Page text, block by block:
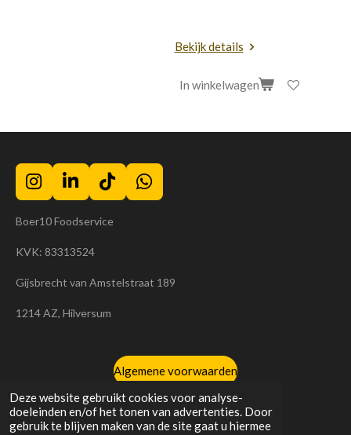
Deze website gebruikt cookies voor analyse-
doeleinden en/of het tonen van advertenties. Door
gebruik te blijven maken van de site gaat u hiermee
Bekijk details
In winkelwagen
I
n
s
a
g
r
a
L
i
n
e
I
n
T
i
k
k
W
h
A
p
Boer10 Foodservice
KVK: 83313524
Gijsbrecht van Amstelstraat 189
1214 AZ, Hilversum
Algemene voorwaarden
© 2023 - 2026 Boer10 Foodservice